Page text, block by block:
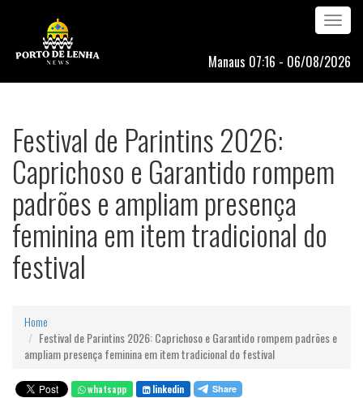
Toggle
navigation
Manaus 07:16 - 06/08/2026
Festival de Parintins 2026:
Caprichoso e Garantido rompem
padrões e ampliam presença
feminina em item tradicional do
festival
Home
Festival de Parintins 2026: Caprichoso e Garantido rompem padrões e
ampliam presença feminina em item tradicional do festival
whatsapp linkedin